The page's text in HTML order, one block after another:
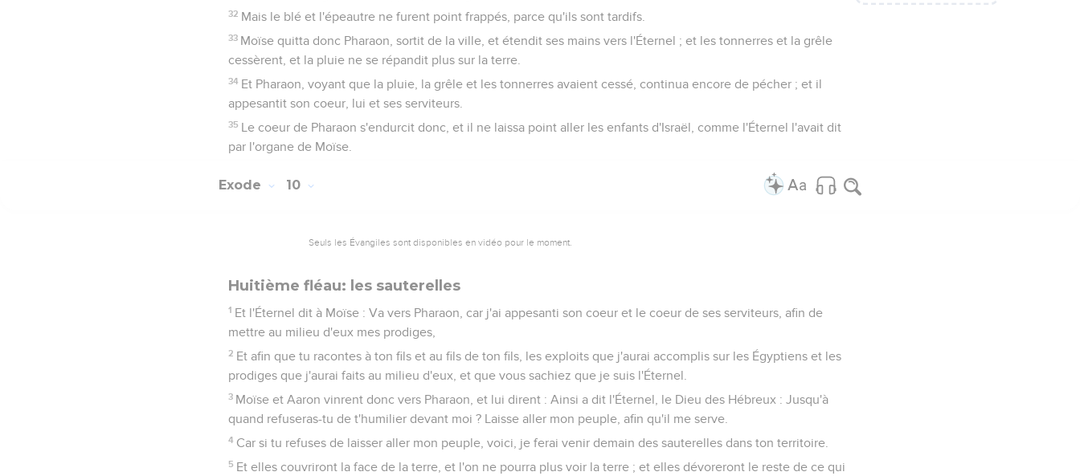
32 Mais le blé et l'épeautre ne furent point frappés, parce qu'ils sont tardifs.
33 Moïse quitta donc Pharaon, sortit de la ville, et étendit ses mains vers l'Éternel ; et les tonnerres et la grêle
cessèrent, et la pluie ne se répandit plus sur la terre.
34 Et Pharaon, voyant que la pluie, la grêle et les tonnerres avaient cessé, continua encore de pécher ; et il
appesantit son coeur, lui et ses serviteurs.
35 Le coeur de Pharaon s'endurcit donc, et il ne laissa point aller les enfants d'Israël, comme l'Éternel l'avait dit
par l'organe de Moïse.
Exode 10
Seuls les Évangiles sont disponibles en vidéo pour le moment.
Huitième fléau: les sauterelles
1 Et l'Éternel dit à Moïse : Va vers Pharaon, car j'ai appesanti son coeur et le coeur de ses serviteurs, afin de
mettre au milieu d'eux mes prodiges,
2 Et afin que tu racontes à ton fils et au fils de ton fils, les exploits que j'aurai accomplis sur les Égyptiens et les
prodiges que j'aurai faits au milieu d'eux, et que vous sachiez que je suis l'Éternel.
3 Moïse et Aaron vinrent donc vers Pharaon, et lui dirent : Ainsi a dit l'Éternel, le Dieu des Hébreux : Jusqu'à
quand refuseras-tu de t'humilier devant moi ? Laisse aller mon peuple, afin qu'il me serve.
4 Car si tu refuses de laisser aller mon peuple, voici, je ferai venir demain des sauterelles dans ton territoire.
5 Et elles couvriront la face de la terre, et l'on ne pourra plus voir la terre ; et elles dévoreront le reste de ce qui